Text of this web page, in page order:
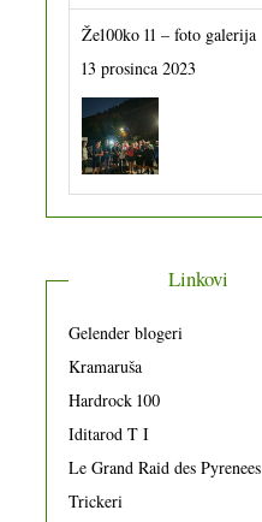
Že100ko 11 – foto galerija
13 prosinca 2023
Linkovi
Gelender blogeri
Kramaruša
Hardrock 100
Iditarod T I
Le Grand Raid des Pyrenees
Trickeri